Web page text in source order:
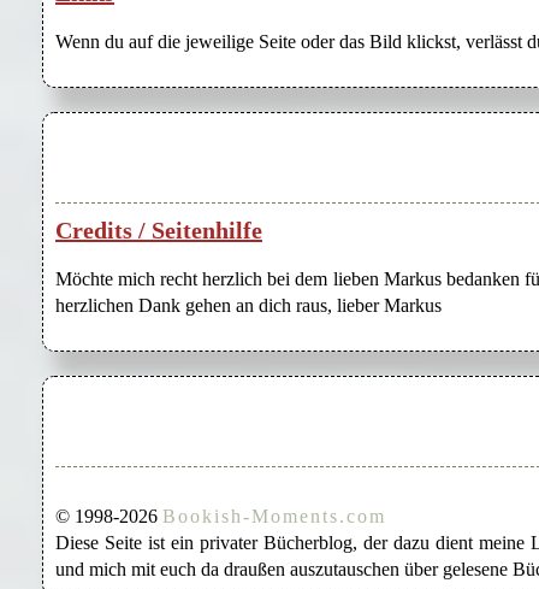
Wenn du auf die jeweilige Seite oder das Bild klickst, verlässt
Credits / Seitenhilfe
Möchte mich recht herzlich bei dem lieben Markus bedanken
herzlichen Dank gehen an dich raus, lieber Markus
© 1998-2026 Bookish-Moments.com
Diese Seite ist ein privater Bücherblog, der dazu dient meine
und mich mit euch da draußen auszutauschen über gelesene